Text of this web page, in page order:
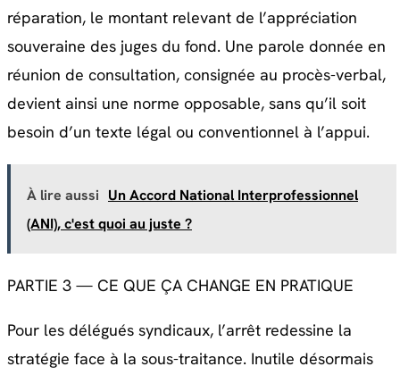
réparation, le montant relevant de l’appréciation
souveraine des juges du fond. Une parole donnée en
réunion de consultation, consignée au procès-verbal,
devient ainsi une norme opposable, sans qu’il soit
besoin d’un texte légal ou conventionnel à l’appui.
À lire aussi Un Accord National Interprofessionnel
(ANI), c'est quoi au juste ?
PARTIE 3 — CE QUE ÇA CHANGE EN PRATIQUE
Pour les délégués syndicaux, l’arrêt redessine la
stratégie face à la sous-traitance. Inutile désormais